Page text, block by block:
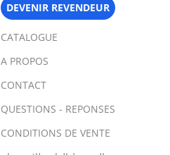
DEVENIR REVENDEUR
CATALOGUE
A PROPOS
CONTACT
QUESTIONS - REPONSES
CONDITIONS DE VENTE